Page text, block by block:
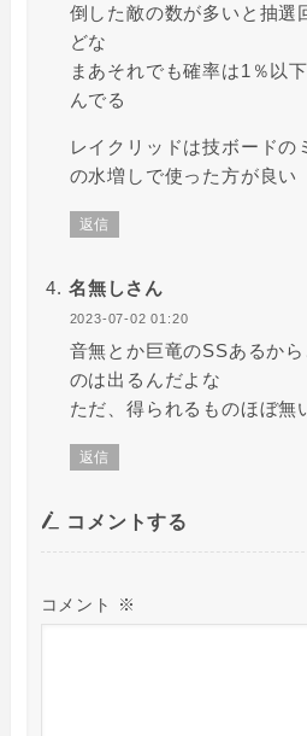
倒した敵の数が多いと抽選
どな
まあそれでも確率は1％以
んでる
レイクリッドは技ボードの
の水増しで使った方が良い
返信
名無しさん
2023-07-02 01:20
音無とか巨竜のSSあるか
のは出るんだよな
ただ、得られるものほぼ無
返信
コメントする
コメント ※